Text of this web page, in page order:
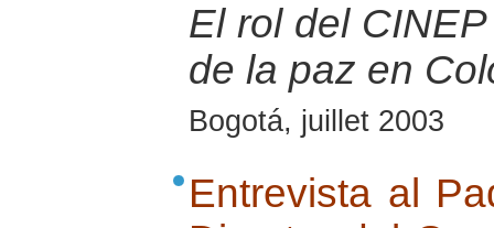
El rol del
de la paz en
Bogotá, juillet 2003
Entrevista al